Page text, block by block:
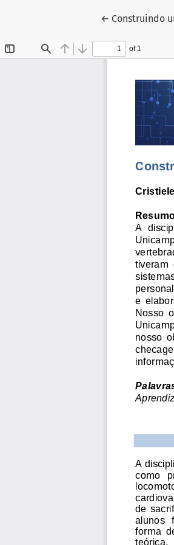
← Voltar aos
Construindo